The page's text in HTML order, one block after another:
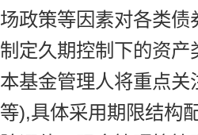
场政策等因素对各类
制定久期控制下的资
本基金管理人将重点
等),具体采用期限结构